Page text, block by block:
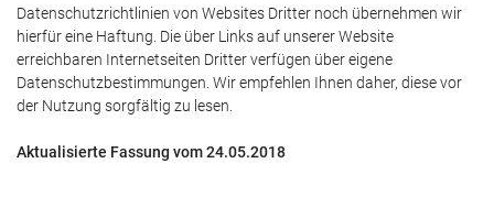
Datenschutzrichtlinien von Websites Dritter noch übernehmen wir
hierfür eine Haftung. Die über Links auf unserer Website
erreichbaren Internetseiten Dritter verfügen über eigene
Datenschutzbestimmungen. Wir empfehlen Ihnen daher, diese vor
der Nutzung sorgfältig zu lesen.
Aktualisierte Fassung vom 24.05.2018